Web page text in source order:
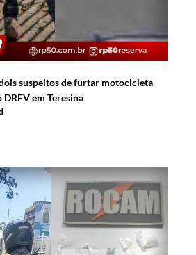
suspeitos de furtar motocicleta
em Teresina